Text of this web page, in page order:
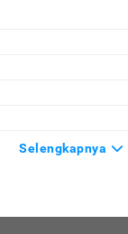
Selengkapnya